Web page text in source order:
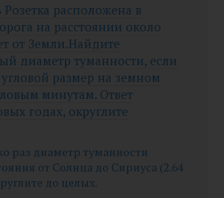
Розетка расположена в
на расстоянии около
от Земли.Найдите
диаметр туманности, если
угловой размер на земном
минутам. Ответ
годах, округлите
раз диаметр туманности
от Солнца до Сириуса (2.64
до целых.